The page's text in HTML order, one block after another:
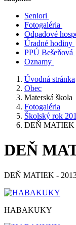
Seniori
Fotogaléria
Odpadové
Úradné hodiny
PPÚ Bešeňová
Oznamy
Úvodná stránka
Obec
Materská škola
Fotogaléria
Školský rok
DEŇ MATIEK
DEŇ
DEŇ MATIEK -
HABAKUKY